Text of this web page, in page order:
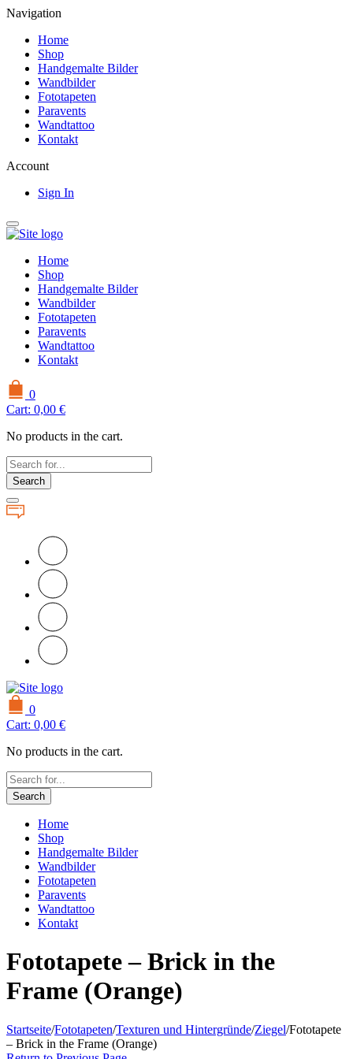
Navigation
Home
Shop
Handgemalte Bilder
Wandbilder
Fototapeten
Paravents
Wandtattoo
Kontakt
Account
Sign In
Home
Shop
Handgemalte Bilder
Wandbilder
Fototapeten
Paravents
Wandtattoo
Kontakt
0
Cart: 0,00 €
No products in the cart.
Search
0
Cart: 0,00 €
No products in the cart.
Search
Home
Shop
Handgemalte Bilder
Wandbilder
Fototapeten
Paravents
Wandtattoo
Kontakt
Fototapete – Brick in the
Frame (Orange)
Startseite/Fototapeten/Texturen und Hintergründe/Ziegel/Fototapete
– Brick in the Frame (Orange)